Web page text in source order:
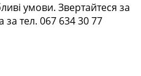
умови. Звертайтеся за
тел. 067 634 30 77